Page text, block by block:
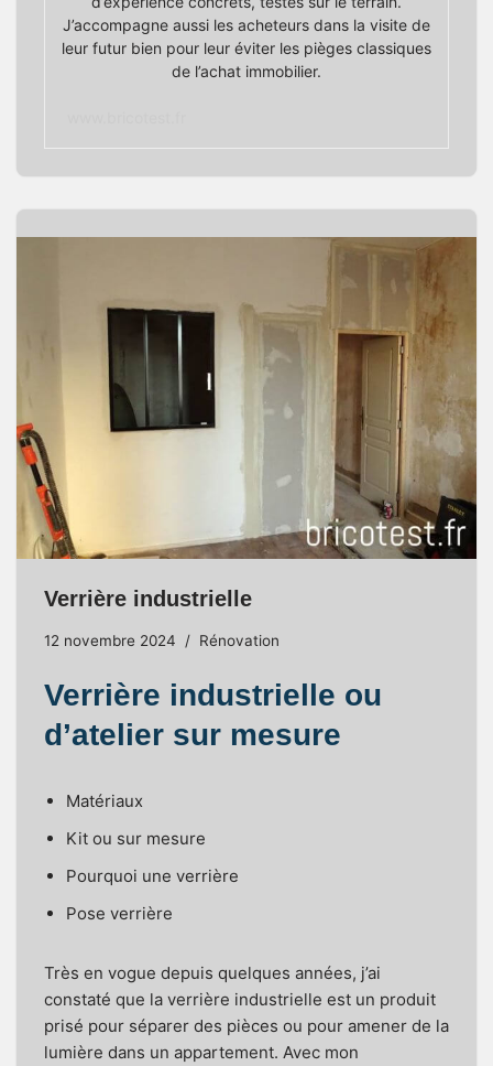
J’accompagne aussi les acheteurs dans la visite de
leur futur bien pour leur éviter les pièges classiques
de l’achat immobilier.
Verrière industrielle
12 novembre 2024 Rénovation
Verrière industrielle ou
d’atelier sur mesure
Matériaux
Kit ou sur mesure
Pourquoi une verrière
Pose verrière
Très en vogue depuis quelques années, j’ai
constaté que la verrière industrielle est un produit
prisé pour séparer des pièces ou pour amener de la
lumière dans un appartement. Avec mon